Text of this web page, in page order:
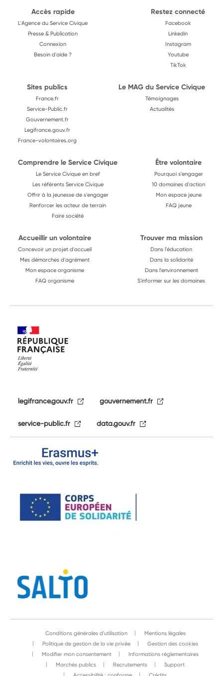
Accès rapide
L'Agence du Service Civique
Presse & Publication
Connexion
Besoin d'aide ?
Restez connecté
Facebook
Linkedin
Instagram
Youtube
TikTok
Sites publics
France.fr
Service-Public.fr
Gouvernement.fr
Legifrance.gouv.fr
France-volontaires.org
Le MAG du Service Civique
Témoignages
Actualités
Comprendre le Service Civique
Le Service Civique en bref
Les référents Service Civique
Offrir à la jeunesse de s'engager
Renforcer les acteur de terrain
Faire société
Être volontaire
Pourquoi s'engager
10 domaines d'action
Mon espace jeune
FAQ jeune
Accueillir un volontaire
Concevoir un projet d'accueil
Mes démarches d'agrément
Mon espace organisme
FAQ organisme
Trouver ma mission
Dans l'éducation
Dans la solidarité
Dans l'environnement
S'informer sur les domaines
legifrance.gouv.fr gouvernement.fr
service-public.fr data.gouv.fr
Conditions générales d'utilisation
Mentions légales
Politique de gestion de la vie privée
Gestion des cookies
Modifier mon consentement
Informations réglementaires
Marchés publics
Recrutements
Support